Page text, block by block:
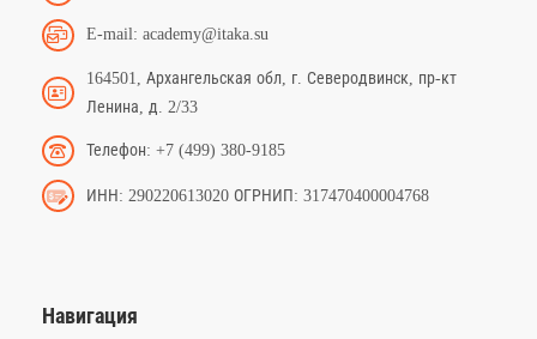
E-mail: academy@itaka.su
164501, Архангельская обл, г. Северодвинск, пр-кт
Ленина, д. 2/33
Телефон: +7 (499) 380-9185
ИНН: 290220613020 ОГРНИП: 317470400004768
Навигация